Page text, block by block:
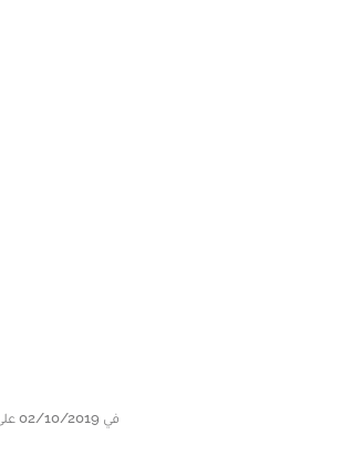
في 02/10/2019 على الساعة 14:37, تحديث بتاريخ 02/10/2019 على الساعة 14:37